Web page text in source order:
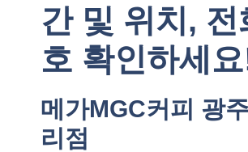
간 및 위치, 전
호 확인하세
메가MGC커피 광
리점